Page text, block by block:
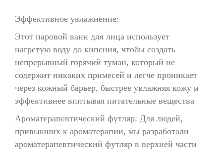
Эффективное увлажнение:
Этот паровой ванн для лица использует
нагретую воду до кипения, чтобы создать
непрерывный горячий туман, который не
содержит никаких примесей и легче проникает
через кожный барьер, быстрее увлажняя кожу и
эффективнее впитывая питательные вещества
Ароматерапевтический футляр: Для людей,
привыкших к ароматерапии, мы разработали
ароматерапевтический футляр в верхней части